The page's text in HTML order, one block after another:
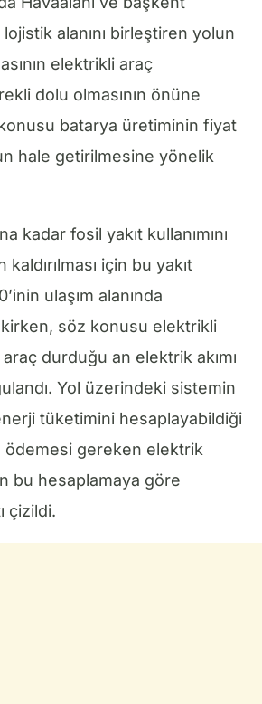
lojistik alanını birleştiren yolun
elektrikli araç
dolu olmasının önüne
batarya üretiminin fiyat
hale getirilmesine yönelik
kadar fosil yakıt kullanımını
için bu yakıt
ulaşım alanında
söz konusu elektrikli
durduğu an elektrik akımı
Yol üzerindeki sistemin
tüketimini hesaplayabildiği
ödemesi gereken elektrik
bu hesaplamaya göre
çizildi.